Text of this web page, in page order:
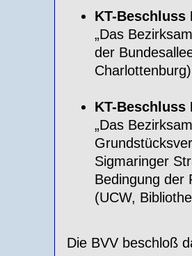
KT-Beschluss
„Das
der
KT-Beschluss
„Das
Sigmaringer
Bedingung der
(UCW,
Die BVV beschloß